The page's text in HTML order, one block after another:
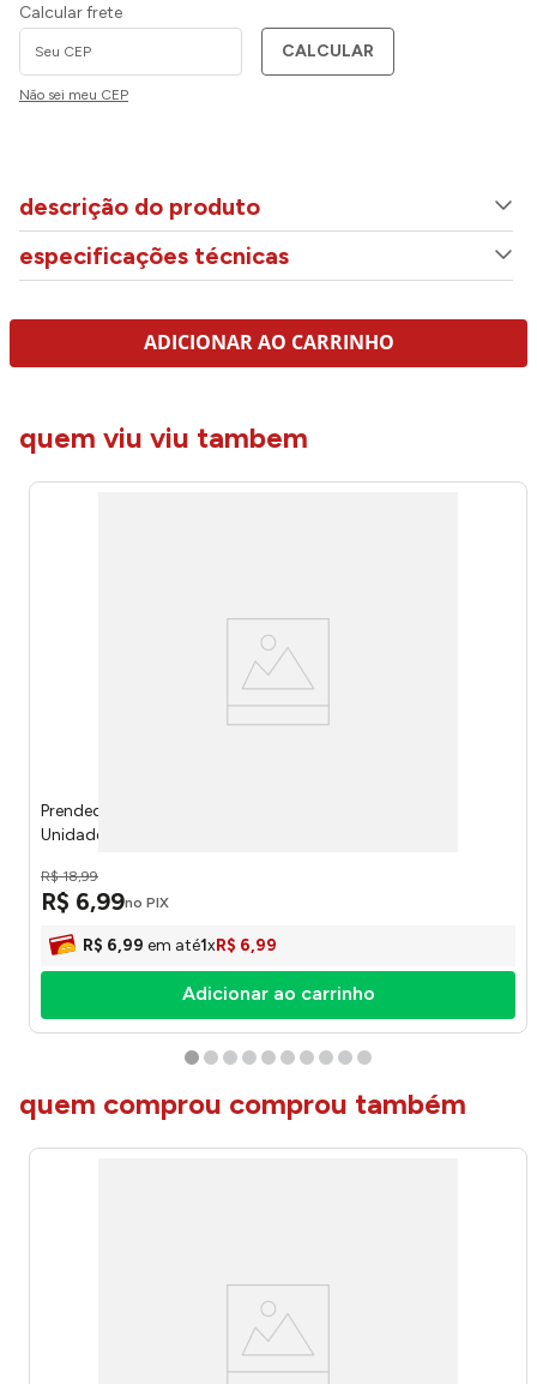
Calcular frete
CALCULAR
Não sei meu CEP
descrição do produto
especificações técnicas
ADICIONAR AO CARRINHO
quem viu viu tambem
Prendedor de Papel Eco Madeira 35mm Blister com 12
Unidades 346608 - Tilibra
R$ 18,99
R$ 6,99no PIX
R$ 6,99 em até1xR$ 6,99
Adicionar ao carrinho
quem comprou comprou também